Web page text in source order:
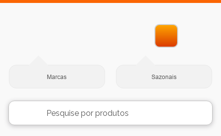
Marcas Sazonais